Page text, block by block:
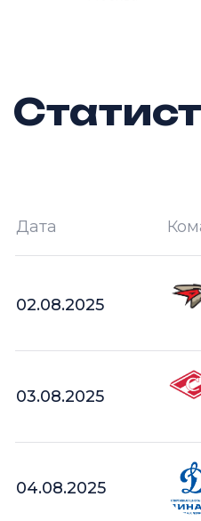
Дата
02.08.2025
03.08.2025
04.08.2025